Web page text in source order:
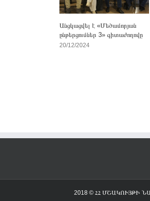
Անցկացվել է «Մեծամորյան
ընթերցումներ 3» գիտաժողովը
20/12/2024
2018 © ՀՀ